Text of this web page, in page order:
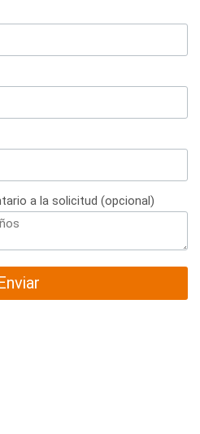
a la solicitud (opcional)